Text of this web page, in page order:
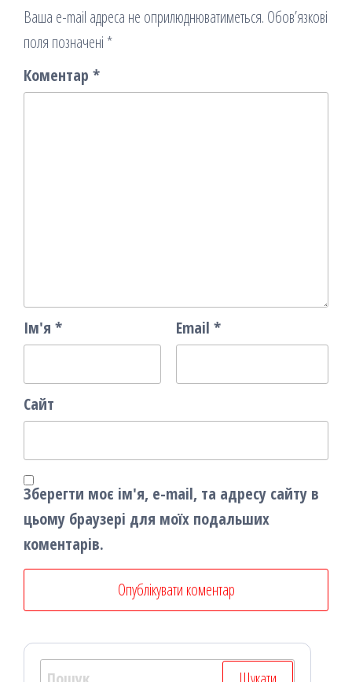
Ваша e-mail адреса не оприлюднюватиметься. Обов’язкові
поля позначені *
Коментар *
Ім'я * Email *
Сайт
Зберегти моє ім'я, e-mail, та адресу сайту в
цьому браузері для моїх подальших
коментарів.
Пошук: